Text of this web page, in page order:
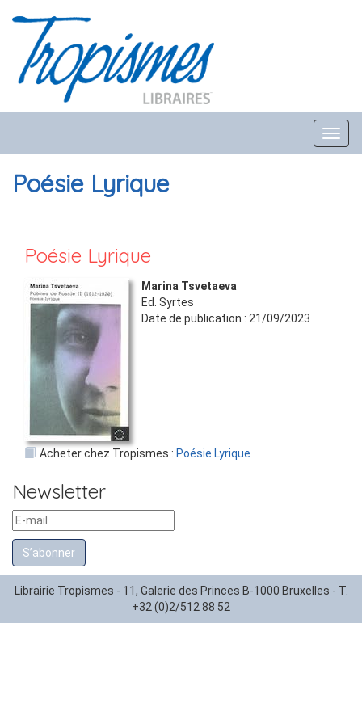
Poésie Lyrique
Poésie Lyrique
Marina Tsvetaeva
Ed. Syrtes
Date de publication : 21/09/2023
Acheter chez Tropismes : Poésie Lyrique
Newsletter
S’abonner
Librairie Tropismes - 11, Galerie des Princes B-1000 Bruxelles - T.
+32 (0)2/512 88 52